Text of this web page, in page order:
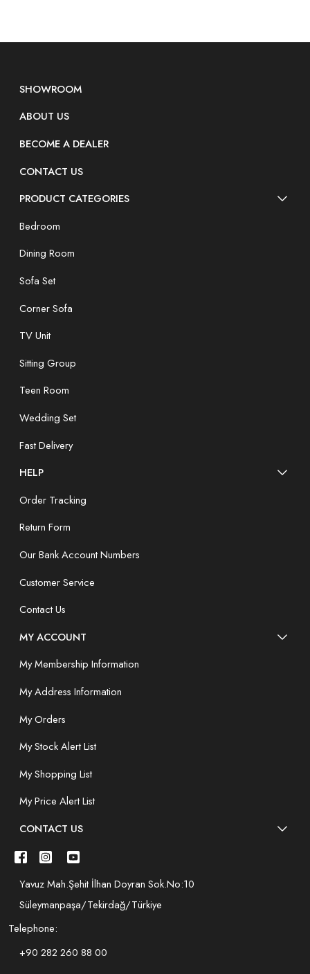
SHOWROOM
ABOUT US
BECOME A DEALER
CONTACT US
PRODUCT CATEGORIES
Bedroom
Dining Room
Sofa Set
Corner Sofa
TV Unit
Sitting Group
Teen Room
Wedding Set
Fast Delivery
HELP
Order Tracking
Return Form
Our Bank Account Numbers
Customer Service
Contact Us
MY ACCOUNT
My Membership Information
My Address Information
My Orders
My Stock Alert List
My Shopping List
My Price Alert List
CONTACT US
Yavuz Mah.Şehit İlhan Doyran Sok.No:10
Süleymanpaşa/Tekirdağ/Türkiye
Telephone:
+90 282 260 88 00